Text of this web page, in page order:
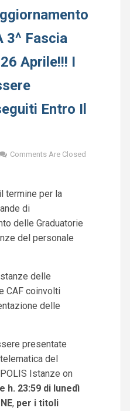
3^ Fascia
Aprile!!! I
Entro Il
Comments Are Closed
termine per la
di
delle Graduatorie
del personale
delle
CAF coinvolti
delle
presentate
del
Istanze on
h. 23:59 di lunedì
, per i titoli